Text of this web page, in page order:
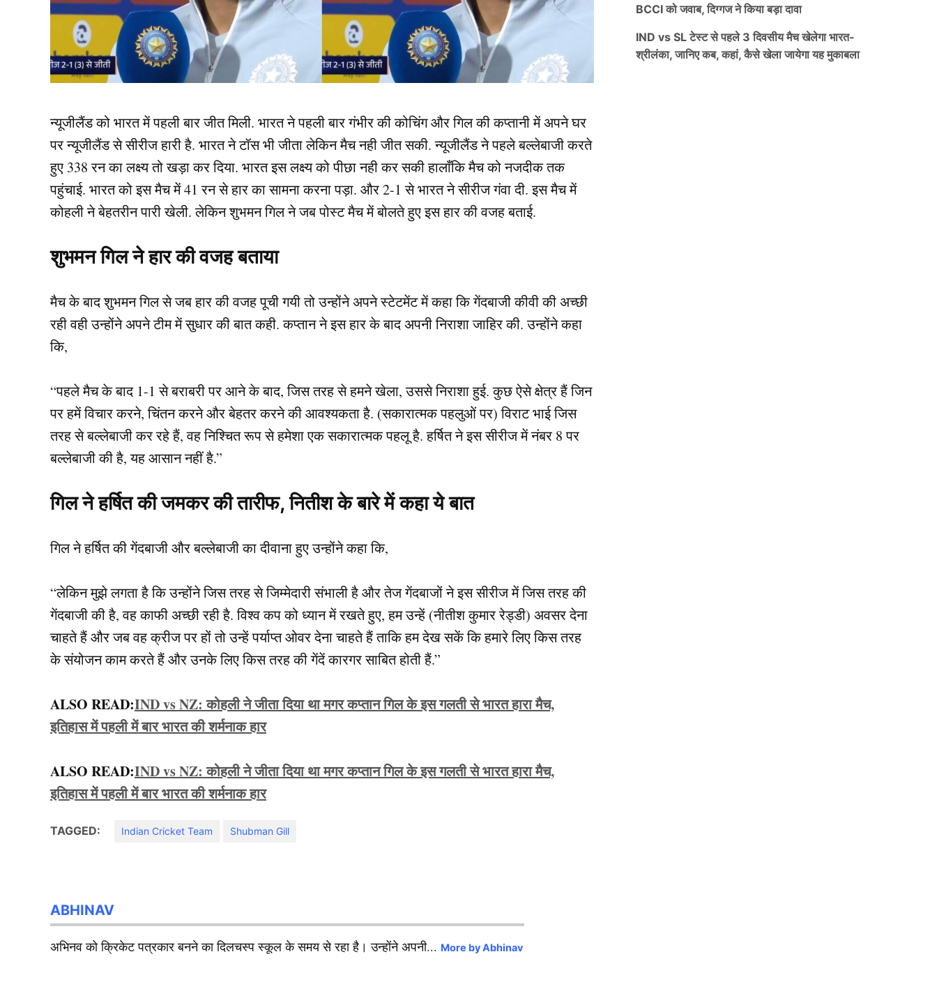
न्यूजीलैंड को भारत में पहली बार जीत मिली. भारत ने पहली बार गंभीर की कोचिंग और गिल की कप्तानी में अपने घर
पर न्यूजीलैंड से सीरीज हारी है. भारत ने टॉस भी जीता लेकिन मैच नही जीत सकी. न्यूजीलैंड ने पहले बल्लेबाजी करते
हुए 338 रन का लक्ष्य तो खड़ा कर दिया. भारत इस लक्ष्य को पीछा नही कर सकी हालाँकि मैच को नजदीक तक
पहुंचाई. भारत को इस मैच में 41 रन से हार का सामना करना पड़ा. और 2-1 से भारत ने सीरीज गंवा दी. इस मैच में
कोहली ने बेहतरीन पारी खेली. लेकिन शुभमन गिल ने जब पोस्ट मैच में बोलते हुए इस हार की वजह बताई.
शुभमन गिल ने हार की वजह बताया
मैच के बाद शुभमन गिल से जब हार की वजह पूची गयी तो उन्होंने अपने स्टेटमेंट में कहा कि गेंदबाजी कीवी की अच्छी
रही वही उन्होंने अपने टीम में सुधार की बात कही. कप्तान ने इस हार के बाद अपनी निराशा जाहिर की. उन्होंने कहा
कि,
“पहले मैच के बाद 1-1 से बराबरी पर आने के बाद, जिस तरह से हमने खेला, उससे निराशा हुई. कुछ ऐसे क्षेत्र हैं जिन
पर हमें विचार करने, चिंतन करने और बेहतर करने की आवश्यकता है. (सकारात्मक पहलुओं पर) विराट भाई जिस
तरह से बल्लेबाजी कर रहे हैं, वह निश्चित रूप से हमेशा एक सकारात्मक पहलू है. हर्षित ने इस सीरीज में नंबर 8 पर
बल्लेबाजी की है, यह आसान नहीं है.”
गिल ने हर्षित की जमकर की तारीफ, नितीश के बारे में कहा ये बात
गिल ने हर्षित की गेंदबाजी और बल्लेबाजी का दीवाना हुए उन्होंने कहा कि,
“लेकिन मुझे लगता है कि उन्होंने जिस तरह से जिम्मेदारी संभाली है और तेज गेंदबाजों ने इस सीरीज में जिस तरह की
गेंदबाजी की है, वह काफी अच्छी रही है. विश्व कप को ध्यान में रखते हुए, हम उन्हें (नीतीश कुमार रेड्डी) अवसर देना
चाहते हैं और जब वह क्रीज पर हों तो उन्हें पर्याप्त ओवर देना चाहते हैं ताकि हम देख सकें कि हमारे लिए किस तरह
के संयोजन काम करते हैं और उनके लिए किस तरह की गेंदें कारगर साबित होती हैं.”
ALSO READ:IND vs NZ: कोहली ने जीता दिया था मगर कप्तान गिल के इस गलती से भारत हारा मैच,
इतिहास में पहली में बार भारत की शर्मनाक हार
ALSO READ:IND vs NZ: कोहली ने जीता दिया था मगर कप्तान गिल के इस गलती से भारत हारा मैच,
इतिहास में पहली में बार भारत की शर्मनाक हार
TAGGED: Indian Cricket Team Shubman Gill
ABHINAV
अभिनव को क्रिकेट पत्रकार बनने का दिलचस्प स्कूल के समय से रहा है। उन्होंने अपनी... More by Abhinav
BCCI को जवाब, दिग्गज ने किया बड़ा दावा
IND vs SL टेस्ट से पहले 3 दिवसीय मैच खेलेगा भारत-
श्रीलंका, जानिए कब, कहां, कैसे खेला जायेगा यह मुकाबला